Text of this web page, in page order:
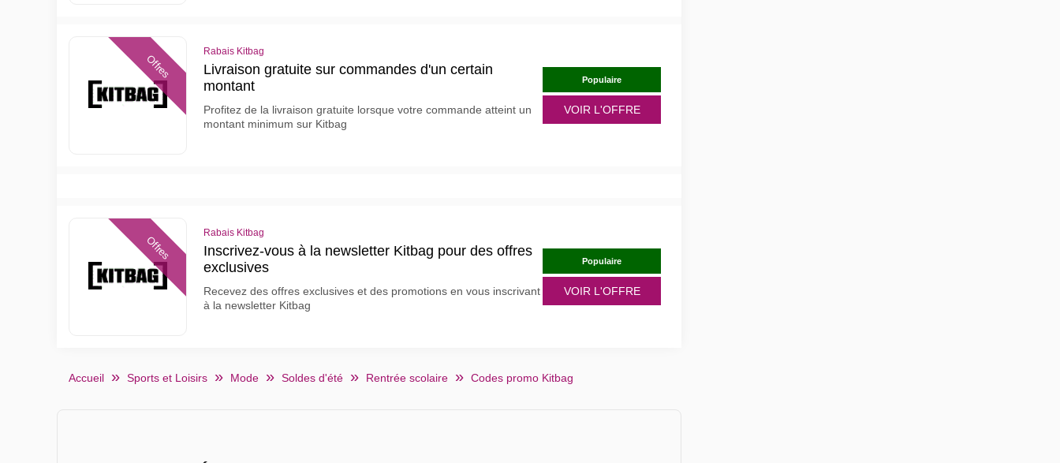
Offres
Rabais Kitbag
Livraison gratuite sur commandes d'un certain
montant
Profitez de la livraison gratuite lorsque votre commande atteint un
montant minimum sur Kitbag
Populaire
VOIR L'OFFRE
Offres
Rabais Kitbag
Inscrivez-vous à la newsletter Kitbag pour des offres
exclusives
Recevez des offres exclusives et des promotions en vous inscrivant
à la newsletter Kitbag
Populaire
VOIR L'OFFRE
Accueil Sports et Loisirs Mode Soldes d'été Rentrée scolaire Codes promo Kitbag